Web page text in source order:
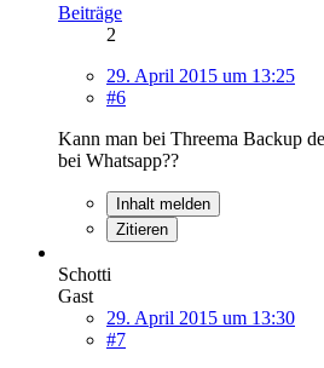
Beiträge
2
29. April 2015 um 13:25
#6
Kann man bei Threema Backup
bei Whatsapp??
Inhalt melden
Zitieren
Schotti
Gast
29. April 2015 um 13:30
#7